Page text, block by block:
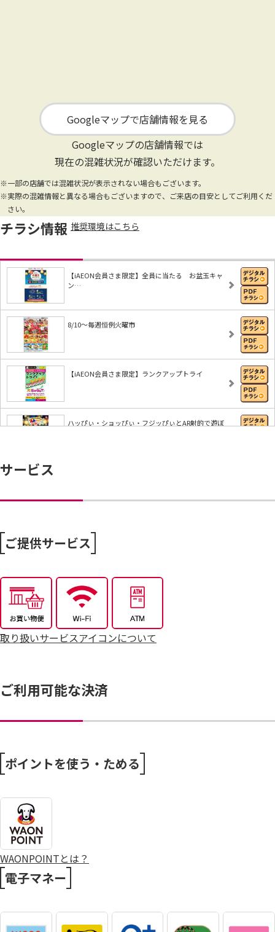
Googleマップで店舗情報を見る
Googleマップの店舗情報では
現在の混雑状況が確認いただけます。
※一部の店舗では混雑状況が表示されない場合もございます。
※実際の混雑情報と異なる場合もございますので、ご来店の目安としてご利用くだ
さい。
チラシ情報 推奨環境はこちら
【iAEON会員さま限定】全員に当たる お盆玉キャ
ン…
8/10～毎週恒例火曜市
【iAEON会員さま限定】ランクアップトライ
ハッぴぃ・ショッぴぃ・フジッぴぃとAR射的で遊ぼ
7/25～全力プライス8月号
サービス
ご提供サービス
取り扱いサービスアイコンについて
ご利用可能な決済
ポイントを使う・ためる
WAONPOINTとは？
電子マネー